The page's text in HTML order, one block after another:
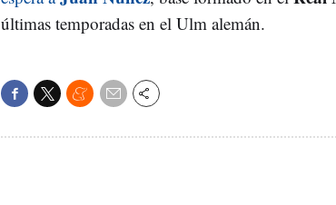
últimas temporadas en el Ulm alemán.